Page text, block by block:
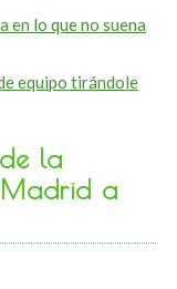
en lo que no suena
equipo tirándole
la
a